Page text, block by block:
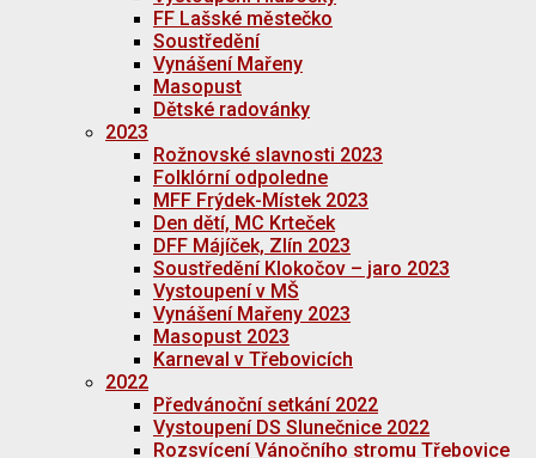
FF Lašské městečko
Soustředění
Vynášení Mařeny
Masopust
Dětské radovánky
2023
Rožnovské slavnosti 2023
Folklórní odpoledne
MFF Frýdek-Místek 2023
Den dětí, MC Krteček
DFF Májíček, Zlín 2023
Soustředění Klokočov – jaro 2023
Vystoupení v MŠ
Vynášení Mařeny 2023
Masopust 2023
Karneval v Třebovicích
2022
Předvánoční setkání 2022
Vystoupení DS Slunečnice 2022
Rozsvícení Vánočního stromu Třebovice